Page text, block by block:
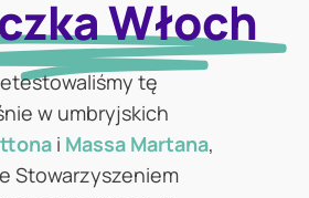
Włoch
tę
w umbryjskich
i Massa Martana,
Stowarzyszeniem